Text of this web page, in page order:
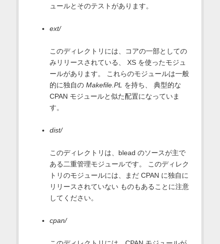
ュールとそのテストがあります。
ext/
このディレクトリには、コアの一部としての
みリリースされている、 XS を使ったモジュ
ールがあります。 これらのモジュールは一般
的に独自の Makefile.PL を持ち、 典型的な
CPAN モジュールと似た配置になっていま
す。
dist/
このディレクトリは、blead のソースが主で
ある二重管理モジュールです。 このディレク
トリのモジュールには、まだ CPAN に独自に
リリースされていない ものもあることに注意
してください。
cpan/